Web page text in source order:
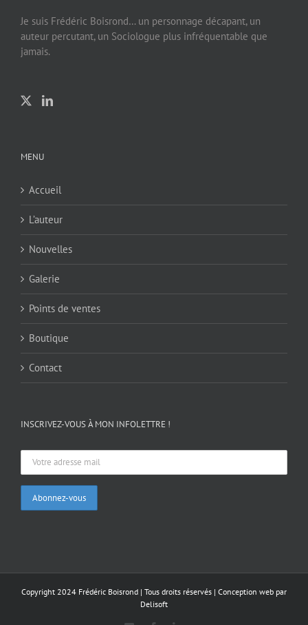
Je suis Frédéric Boisrond… un personnage décapant, un
auteur percutant, un Sociologue plus infréquentable que
jamais.
MENU
Accueil
L’auteur
Nouvelles
Galerie
Points de ventes
Boutique
Contact
INSCRIVEZ-VOUS À MON INFOLETTRE !
Copyright 2024 Frédéric Boisrond | Tous droits réservés | Conception web par
Delisoft